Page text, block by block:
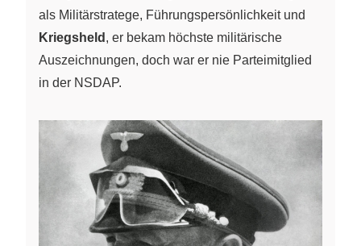
als Militärstratege, Führungspersönlichkeit und
Kriegsheld , er bekam höchste militärische
Auszeichnungen, doch war er nie Parteimitglied
in der NSDAP.